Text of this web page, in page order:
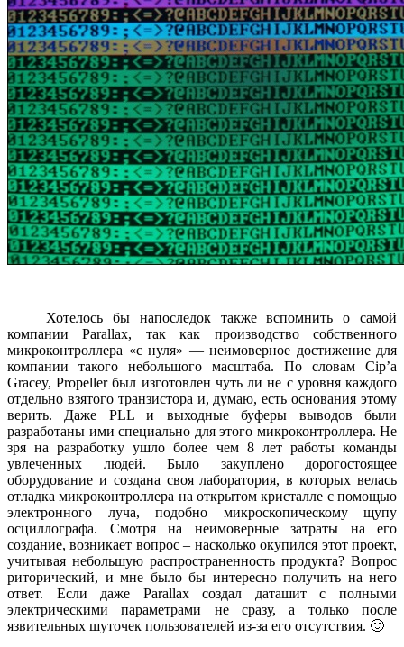
Хотелось бы напоследок также вспомнить о самой
компании Parallax, так как производство собственного
микроконтроллера «с нуля» — неимоверное достижение для
компании такого небольшого масштаба. По словам Сip’а
Gracey, Propeller был изготовлен чуть ли не с уровня каждого
отдельно взятого транзистора и, думаю, есть основания этому
верить. Даже PLL и выходные буферы выводов были
разработаны ими специально для этого микроконтроллера. Не
зря на разработку ушло более чем 8 лет работы команды
увлеченных людей. Было закуплено дорогостоящее
оборудование и создана своя лаборатория, в которых велась
отладка микроконтроллера на открытом кристалле с помощью
электронного луча, подобно микроскопическому щупу
осциллографа. Смотря на неимоверные затраты на его
создание, возникает вопрос – насколько окупился этот проект,
учитывая небольшую распространенность продукта? Вопрос
риторический, и мне было бы интересно получить на него
ответ. Если даже Parallax создал даташит с полными
электрическими параметрами не сразу, а только после
язвительных шуточек пользователей из-за его отсутствия. 🙂